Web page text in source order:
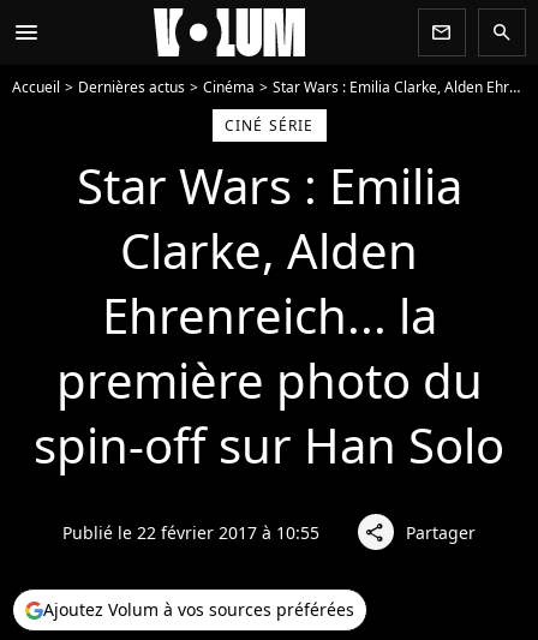
menu newsletter search
Accueil Dernières actus Cinéma
Star Wars : Emilia Clarke, Alden Ehrenreich... la première photo du spin-off sur Han Solo
CINÉ SÉRIE
Star Wars : Emilia
Clarke, Alden
Ehrenreich... la
première photo du
spin-off sur Han Solo
Publié le 22 février 2017 à 10:55 share Partager
Ajoutez Volum à vos sources préférées